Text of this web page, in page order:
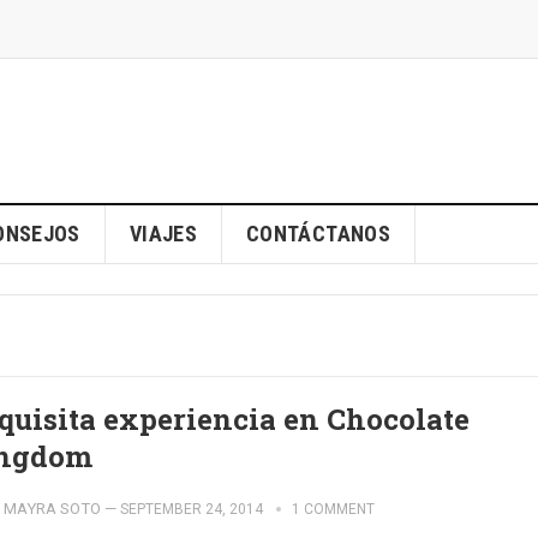
VIAJES CONTÁCTANOS
experiencia en Chocolate
MAYRA SOTO — SEPTEMBER 24, 2014 1 COMMENT